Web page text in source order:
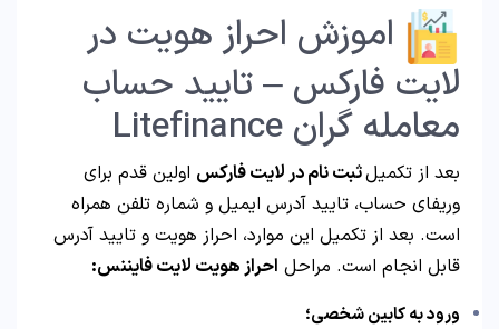
اموزش احراز هویت در
لایت فارکس – تایید حساب
معامله گران Litefinance
بعد از تکمیلثبت نام در لایت فارکس اولین قدم برای
وریفای حساب، تایید آدرس ایمیل و شماره تلفن همراه
است. بعد از تکمیل این موارد، احراز هویت و تایید آدرس
قابل انجام است. مراحل احراز هویت لایت فایننس:
ورود به کابین شخصی؛